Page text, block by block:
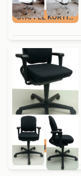
STAFFEL KORTING!
4 jaar garantie